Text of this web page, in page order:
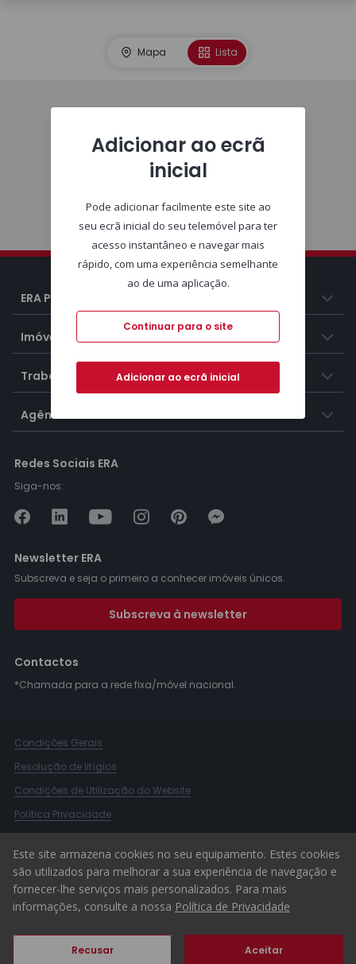
Mapa Lista
ERA Portugal
Imóveis
Trabalhar na ERA
Agências ERA
Redes Sociais ERA
Siga-nos:
Newsletter ERA
Subscreva e seja o primeiro a conhecer imóveis únicos.
Subscreva à newsletter
Contactos
*Chamada para a rede fixa/móvel nacional.
Condições Gerais
Resolução de litígios
Condições de Utilização do Website
Política Privacidade
Canal de Denúncias
© 2026 ERA Portugal
Este site armazena cookies no seu equipamento. Estes cookies
são utilizados para melhorar a sua experiência de navegação e
fornecer-lhe serviços mais personalizados. Para mais
informações, consulte a nossa Política de Privacidade
Recusar Aceitar
Adicionar ao ecrã
inicial
Pode adicionar facilmente este site ao
seu ecrã inicial do seu telemóvel para ter
acesso instantâneo e navegar mais
rápido, com uma experiência semelhante
ao de uma aplicação.
Continuar para o site
Adicionar ao ecrã inicial